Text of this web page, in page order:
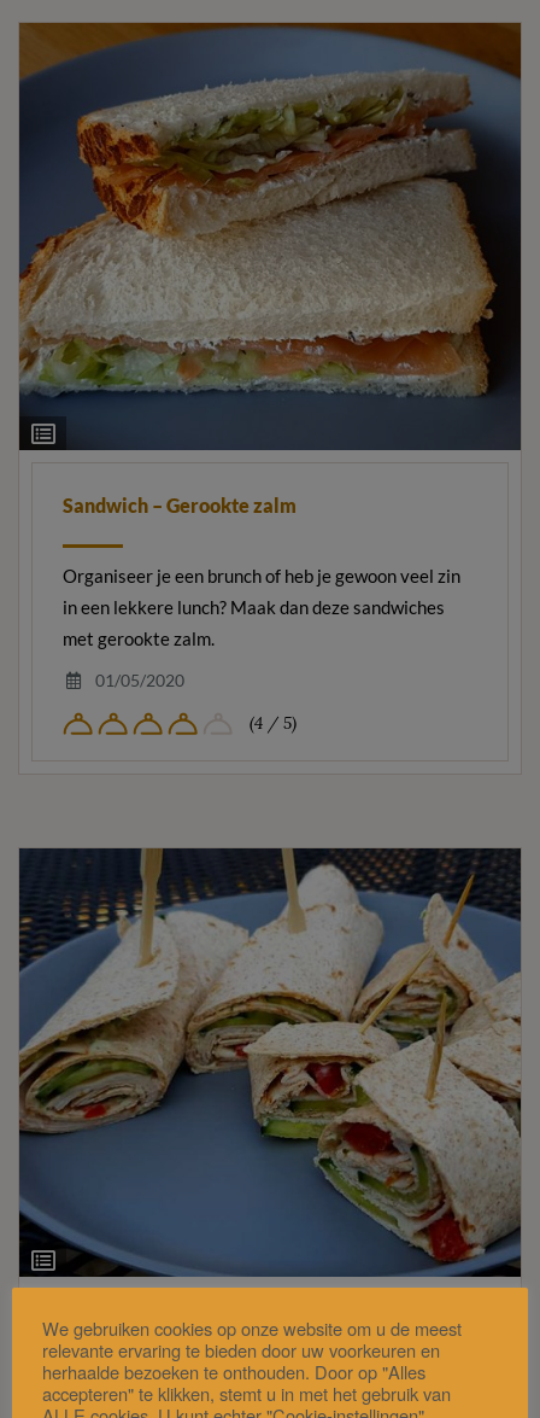
Ingrediëntenlijst
Sandwich – Gerookte zalm
Organiseer je een brunch of heb je gewoon veel zin
in een lekkere lunch? Maak dan deze sandwiches
met gerookte zalm.
01/05/2020
(4 / 5)
Ingrediëntenlijst
Heksenkaas-wraps
Tortilla’s die worden opgerold tot wraps met
We gebruiken cookies op onze website om u de meest
relevante ervaring te bieden door uw voorkeuren en
herhaalde bezoeken te onthouden. Door op "Alles
accepteren" te klikken, stemt u in met het gebruik van